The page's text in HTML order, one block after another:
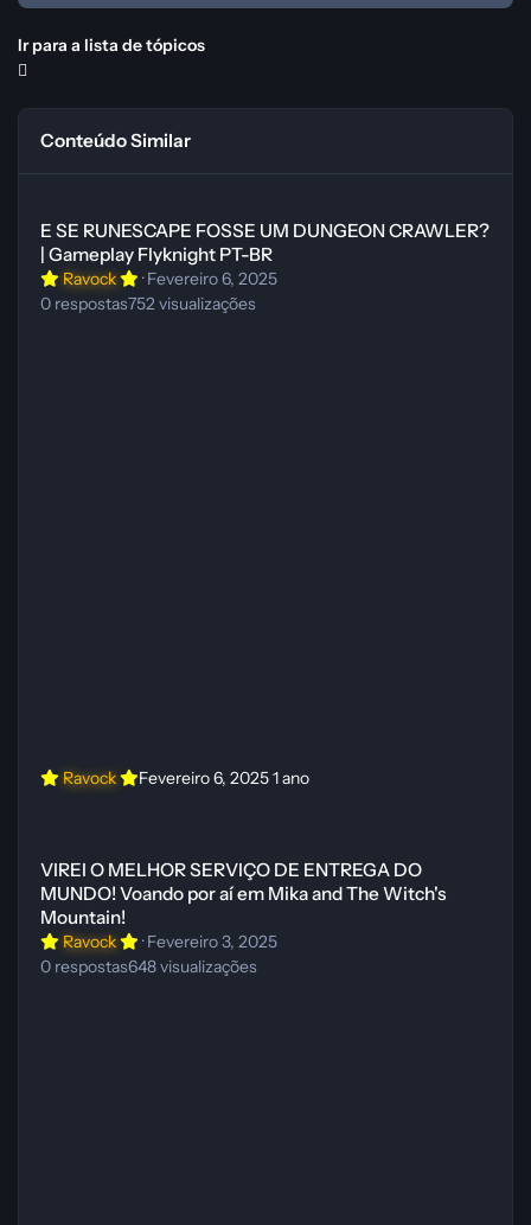
Ir para a lista de tópicos
Conteúdo Similar
E SE RUNESCAPE FOSSE UM DUNGEON CRAWLER?
| Gameplay Flyknight PT-BR
Ravock ·Fevereiro 6, 2025
0 respostas752visualizações
Ravock Fevereiro 6, 20251 ano
VIREI O MELHOR SERVIÇO DE ENTREGA DO
MUNDO! Voando por aí em Mika and The Witch's
Mountain!
Ravock ·Fevereiro 3, 2025
0 respostas648visualizações